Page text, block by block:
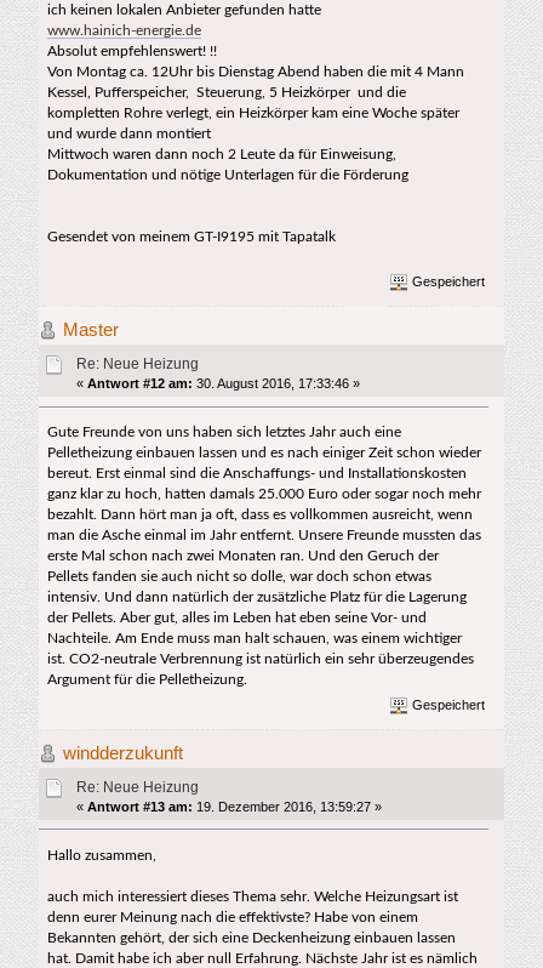
ich keinen lokalen Anbieter gefunden hatte
www.hainich-energie.de
Absolut empfehlenswert! !!
Von Montag ca. 12Uhr bis Dienstag Abend haben die mit 4 Mann
Kessel, Pufferspeicher, Steuerung, 5 Heizkörper und die
kompletten Rohre verlegt, ein Heizkörper kam eine Woche später
und wurde dann montiert
Mittwoch waren dann noch 2 Leute da für Einweisung,
Dokumentation und nötige Unterlagen für die Förderung
Gesendet von meinem GT-I9195 mit Tapatalk
Gespeichert
Master
Re: Neue Heizung
« Antwort #12 am: 30. August 2016, 17:33:46 »
Gute Freunde von uns haben sich letztes Jahr auch eine
Pelletheizung einbauen lassen und es nach einiger Zeit schon wieder
bereut. Erst einmal sind die Anschaffungs- und Installationskosten
ganz klar zu hoch, hatten damals 25.000 Euro oder sogar noch mehr
bezahlt. Dann hört man ja oft, dass es vollkommen ausreicht, wenn
man die Asche einmal im Jahr entfernt. Unsere Freunde mussten das
erste Mal schon nach zwei Monaten ran. Und den Geruch der
Pellets fanden sie auch nicht so dolle, war doch schon etwas
intensiv. Und dann natürlich der zusätzliche Platz für die Lagerung
der Pellets. Aber gut, alles im Leben hat eben seine Vor- und
Nachteile. Am Ende muss man halt schauen, was einem wichtiger
ist. CO2-neutrale Verbrennung ist natürlich ein sehr überzeugendes
Argument für die Pelletheizung.
Gespeichert
windderzukunft
Re: Neue Heizung
« Antwort #13 am: 19. Dezember 2016, 13:59:27 »
Hallo zusammen,
auch mich interessiert dieses Thema sehr. Welche Heizungsart ist
denn eurer Meinung nach die effektivste? Habe von einem
Bekannten gehört, der sich eine Deckenheizung einbauen lassen
hat. Damit habe ich aber null Erfahrung. Nächste Jahr ist es nämlich